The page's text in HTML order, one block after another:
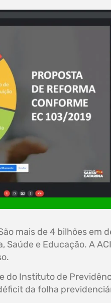
mais de 4 bilhões em
e Educação. A
do Instituto de
da folha